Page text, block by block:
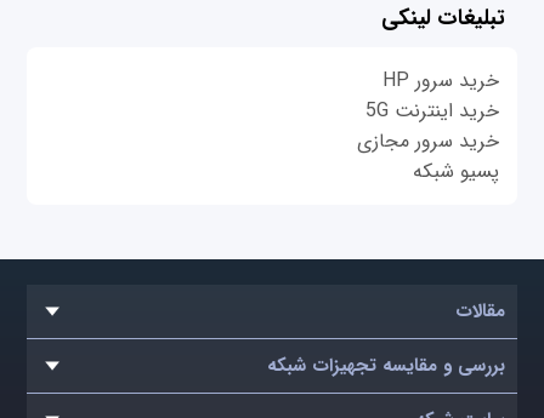
تبلیغات لینکی
خرید سرور HP
خرید اینترنت 5G
خرید سرور مجازی
پسیو شبکه
مقالات
بررسی و مقایسه تجهیزات شبکه